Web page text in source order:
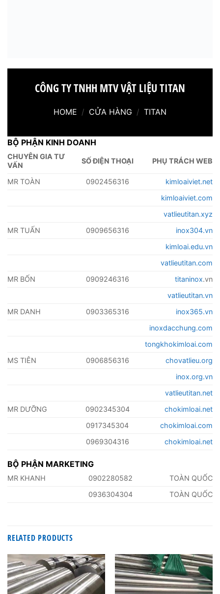
CÔNG TY TNHH MTV VẬT LIỆU TITAN
HOME / CỬA HÀNG / TITAN
BỘ PHẬN KINH DOANH
CHUYÊN GIA TƯ
VẤN
SỐ ĐIỆN THOẠI PHỤ TRÁCH WEB
MR TOÀN 0902456316
kimloaiviet.net
kimloaiviet.com
vatlieutitan.xyz
MR TUẤN
0909656316
inox304.vn
kimloai.edu.vn
vatlieutitan.com
MR BỐN
0909246316 titaninox.vn
vatlieutitan.vn
MR DANH
0903365316
inox365.vn
inoxdacchung.com
tongkhokimloai.com
MS TIÊN
0906856316
chovatlieu.org
inox.org.vn
vatlieutitan.net
MR DƯỠNG
0902345304
chokimloai.net
0917345304
chokimloai.com
0969304316
chokimloai.net
BỘ PHẬN MARKETING
MR KHANH 0902280582
TOÀN QUỐC
0936304304
TOÀN QUỐC
RELATED PRODUCTS